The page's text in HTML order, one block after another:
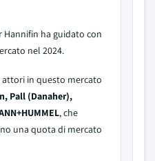
Hannifin ha guidato con
nel 2024.
attori in questo mercato
Pall (Danaher),
, che
una quota di mercato